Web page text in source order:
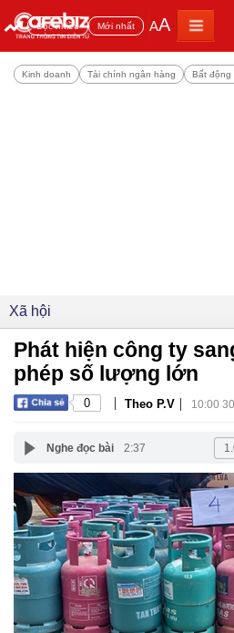
Đọc nhiều Mới nhất AA
Kinh doanh Tài chính ngân hàng Bất động
Xã hội
Phát hiện công ty
phép số lượng lớn
0 | Theo P.V | 10:00
Nghe đọc bài 2:37